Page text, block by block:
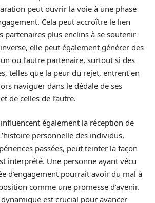
peut ouvrir la voie à une phase
Cela peut accroître le lien
partenaires plus enclins à se soutenir
elle peut également générer des
ou l’autre partenaire, surtout si des
telles que la peur du rejet, entrent en
naviguer dans le dédale de ses
de celles de l’autre.
influencent également la réception de
personnelle des individus,
passées, peut teinter la façon
interprété. Une personne ayant vécu
d’engagement pourrait avoir du mal à
comme une promesse d’avenir.
est crucial pour avancer